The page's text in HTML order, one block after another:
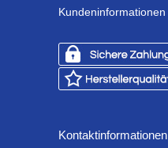
Kundeninformationen
Kontaktinformationen